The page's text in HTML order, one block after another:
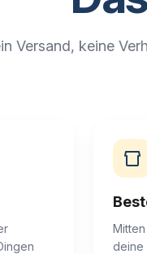
Versand, keine
deine